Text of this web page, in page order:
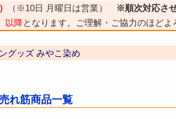
（※10日 月曜日は営業）
※順次対応さ
以降となります。ご理解・ご協力のほどよ
グッズ みやこ染め
れ筋商品一覧